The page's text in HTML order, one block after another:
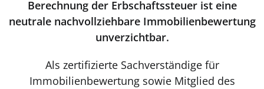
Berechnung der Erbschaftssteuer ist eine
neutrale nachvollziehbare Immobilienbewertung
unverzichtbar.
Als zertifizierte Sachverständige für
Immobilienbewertung sowie Mitglied des